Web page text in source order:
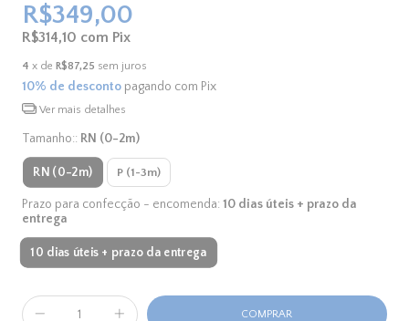
R$349,00
R$314,10 com Pix
4 x de R$87,25 sem juros
10% de desconto pagando com Pix
Ver mais detalhes
Tamanho:: RN (0-2m)
RN (0-2m) P (1-3m)
Prazo para confecção - encomenda: 10 dias úteis + prazo da
entrega
10 dias úteis + prazo da entrega